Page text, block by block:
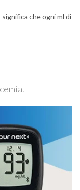
significa che ogni ml di